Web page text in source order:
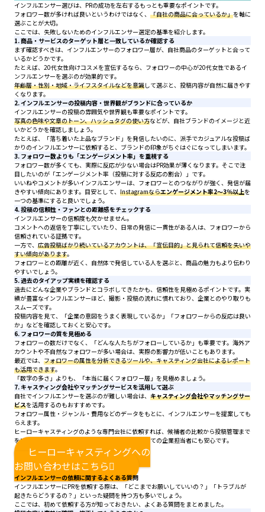
インフルエンサー選びは、PRの成功を左右するもっとも重要なポイントです。
フォロワー数が多ければ良いというわけではなく、 「自社の商品に合っているか」を軸に
選ぶことが大切。
ここでは、失敗しないためのインフルエンサー選定の基準を紹介します。
1. 商品・サービスのターゲット層と一致しているか確認する
まず確認すべきは、インフルエンサーのフォロワー層が、自社商品のターゲットと合って
いるかどうかです。
たとえば、20代女性向けコスメを宣伝するなら、フォロワーの中心が20代女性であるイ
ンフルエンサーを選ぶのが効果的です。
年齢層・性別・地域・ライフスタイルなどを意識して選ぶと、投稿内容が自然に届きやす
くなります。
2. インフルエンサーの投稿内容・世界観がブランドに合っているか
インフルエンサーの投稿の雰囲気や世界観も重要なポイントです。
写真の色味や文章のトーン、ハッシュタグの使い方などが、自社ブランドのイメージと近
いかどうかを確認しましょう。
たとえば、「落ち着いた上品なブランド」を発信したいのに、派手でカジュアルな投稿ば
かりのインフルエンサーに依頼すると、ブランドの印象がちぐはぐになってしまいます。
3. フォロワー数よりも「エンゲージメント率」を重視する
フォロワー数が多くても、実際に反応が少ない場合はPR効果が薄くなります。そこで注
目したいのが「エンゲージメント率（投稿に対する反応の割合）」です。
いいねやコメントが多いインフルエンサーは、フォロワーとのつながりが強く、発信が届
きやすい傾向にあります。目安として、 Instagramならエンゲージメント率2〜3％以上を
一つの基準にすると良いでしょう。
4. 投稿の信頼性・ファンとの距離感をチェックする
インフルエンサーの信頼度も欠かせません。
コメントへの返信を丁寧にしていたり、日常の発信に一貫性がある人は、フォロワーから
信頼されている証拠です。
一方で、 広告投稿ばかり続いているアカウントは、「宣伝目的」と見られて信頼を失いや
すい傾向があります。
フォロワーとの距離が近く、自然体で発信している人を選ぶと、商品の魅力もより伝わり
やすいでしょう。
5. 過去のタイアップ実績を確認する
過去にどんな企業やブランドとコラボしてきたかも、信頼性を見極めるポイントです。実
績が豊富なインフルエンサーほど、撮影・投稿の流れに慣れており、企業とのやり取りも
スムーズです。
投稿内容を見て、「企業の意図をうまく表現しているか」「フォロワーからの反応は良い
か」などを確認しておくと安心です。
6. フォロワーの質を見極める
フォロワーの数だけでなく、「どんな人たちがフォローしているか」も重要です。海外ア
カウントや不自然なフォロワーが多い場合は、実際の影響力が低いこともあります。
最近では、 フォロワーの属性を分析できるツールや、キャスティング会社によるレポート
も活用できます。
「数字の多さ」よりも、「本当に届くフォロワー層」を見極めましょう。
7. キャスティング会社やマッチングサービスを活用して選ぶ
自社でインフルエンサーを選ぶのが難しい場合は、 キャスティング会社やマッチングサー
ビスを活用するのもおすすめです。
フォロワー属性・ジャンル・費用などのデータをもとに、インフルエンサーを提案しても
らえます。
ヒーローキャスティングのような専門会社に依頼すれば、候補者の比較から投稿管理まで
をワンストップでサポートしてもらえるため、初めての企業担当者にも安心です。
ヒーローキャスティングへの
お問い合わせはこちら
インフルエンサーの依頼に関するよくある質問
インフルエンサーにPRを依頼する際は、「どこまでお願いしていいの？」「トラブルが
起きたらどうするの？」といった疑問を持つ方も多いでしょう。
ここでは、初めて依頼する方が知っておきたい、よくある質問をまとめました。